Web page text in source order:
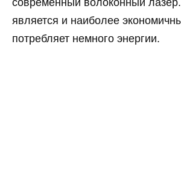
является и наиболее
потребляет немного энергии.